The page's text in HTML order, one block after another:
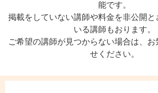
能です。
掲載をしていない講師や料金を非公開と
いる講師もおります。
ご希望の講師が見つからない場合は、
せください。